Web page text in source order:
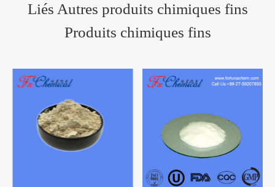
Liés Autres produits chimiques fins
Produits chimiques fins